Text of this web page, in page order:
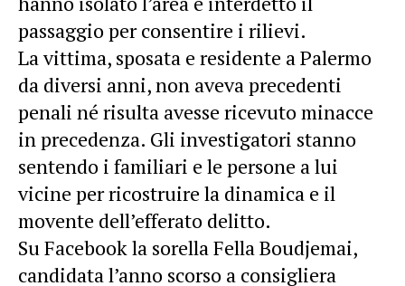
passaggio per consentire i rilievi.
La vittima, sposata e residente a Palermo
da diversi anni, non aveva precedenti
penali né risulta avesse ricevuto minacce
in precedenza. Gli investigatori stanno
sentendo i familiari e le persone a lui
vicine per ricostruire la dinamica e il
movente dell’efferato delitto.
Su Facebook la sorella Fella Boudjemai,
candidata l’anno scorso a consigliera